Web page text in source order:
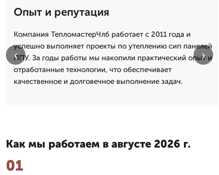
Опыт и репутация
Компания ТепломастерЧлб работает с 2011 года и
успешно выполняет проекты по утеплению сип панелей
ППУ. За годы работы мы накопили практический опыт и
отработанные технологии, что обеспечивает
качественное и долговечное выполнение задач.
‹ ›
Как мы работаем в августе 2026 г.
01